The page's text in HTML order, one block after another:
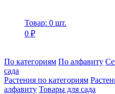
Товар: 0 шт.
0 ₽
По категориям По алфавиту
сада
Растения по категориям
алфавиту Товары для сада